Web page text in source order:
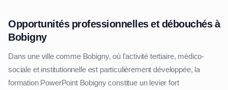
Opportunités professionnelles et débouchés à
Bobigny
Dans une ville comme Bobigny, où l'activité tertiaire, médico-
sociale et institutionnelle est particulièrement développée, la
formation PowerPoint Bobigny constitue un levier fort